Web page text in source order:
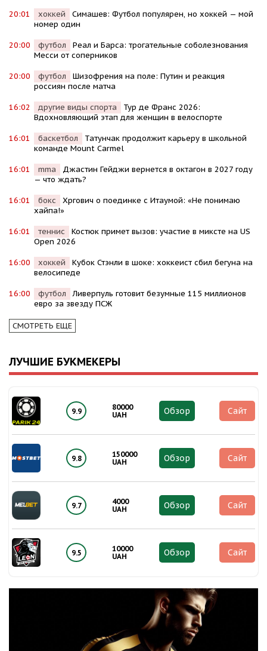
20:01 хоккей
Симашев: Футбол популярен, но хоккей — мой
номер один
20:00 футбол
Реал и Барса: трогательные соболезнования
Месси от соперников
20:00 футбол
Шизофрения на поле: Путин и реакция
россиян после матча
16:02 другие виды спорта
Тур де Франс 2026:
Вдохновляющий этап для женщин в велоспорте
16:01 баскетбол
Татунчак продолжит карьеру в школьной
команде Mount Carmel
16:01 mma
Джастин Гейджи вернется в октагон в 2027 году
— что ждать?
16:01 бокс
Хргович о поединке с Итаумой: «Не понимаю
хайпа!»
16:01 теннис
Костюк примет вызов: участие в миксте на US
Open 2026
16:00 хоккей
Кубок Стэнли в шоке: хоккеист сбил бегуна на
велосипеде
16:00 футбол
Ливерпуль готовит безумные 115 миллионов
евро за звезду ПСЖ
СМОТРЕТЬ ЕЩЕ
ЛУЧШИЕ БУКМЕКЕРЫ
9.9
80000
UAH
Обзор Сайт
9.8
150000
UAH
Обзор Сайт
9.7
4000
UAH
Обзор Сайт
9.5
10000
UAH
Обзор Сайт